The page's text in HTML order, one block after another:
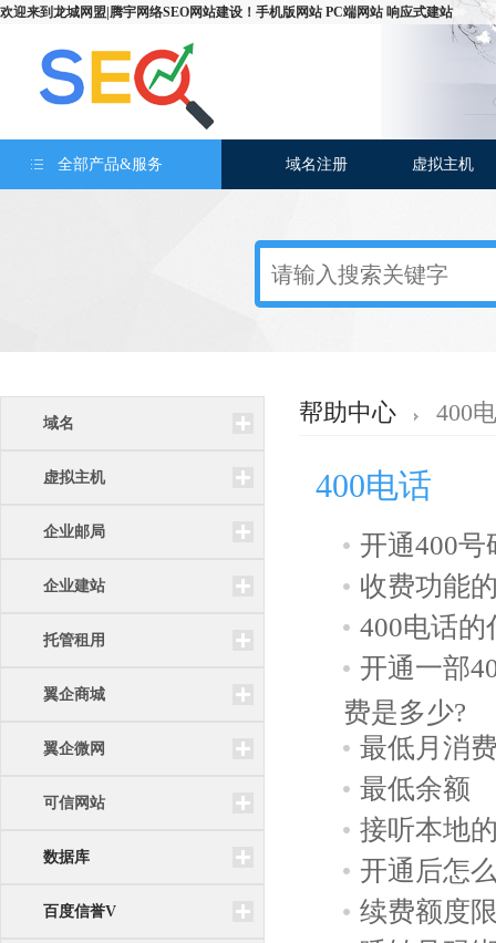
欢迎来到龙城网盟|腾宇网络SEO网站建设 ！ 手机版网站 PC端网站 响应式建站
全部产品&服务 域名注册 虚拟主机
域名
虚拟主机
企业邮局
企业建站
托管租用
翼企商城
翼企微网
可信网站
数据库
百度信誉V
帮助中心 400
400电话
开通400号
收费功能
400电话的
开通一部
费是多少?
最低月消
最低余额
接听本地
开通后怎
续费额度